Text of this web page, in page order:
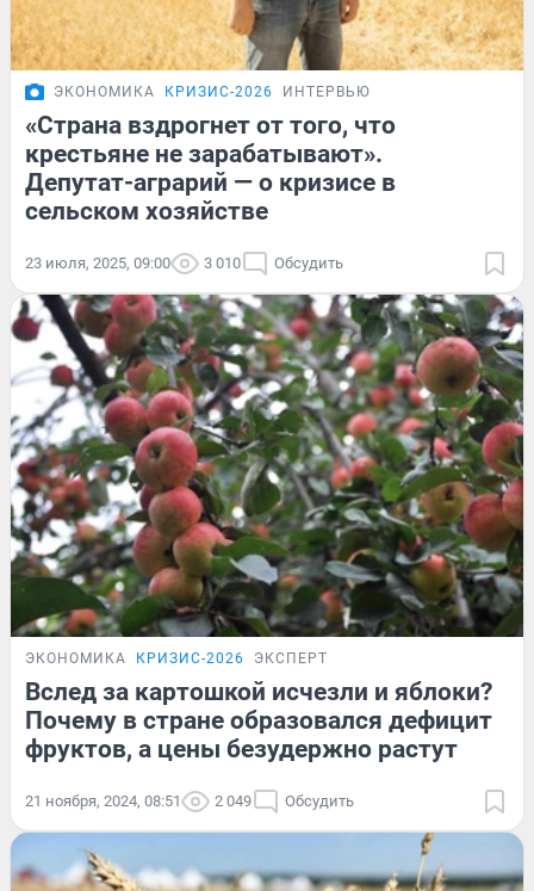
ЭКОНОМИКА КРИЗИС-2026 ИНТЕРВЬЮ
«Страна вздрогнет от того, что
крестьяне не зарабатывают».
Депутат-аграрий — о кризисе в
сельском хозяйстве
23 июля, 2025, 09:00 3 010 Обсудить
ЭКОНОМИКА КРИЗИС-2026 ЭКСПЕРТ
Вслед за картошкой исчезли и яблоки?
Почему в стране образовался дефицит
фруктов, а цены безудержно растут
21 ноября, 2024, 08:51 2 049 Обсудить